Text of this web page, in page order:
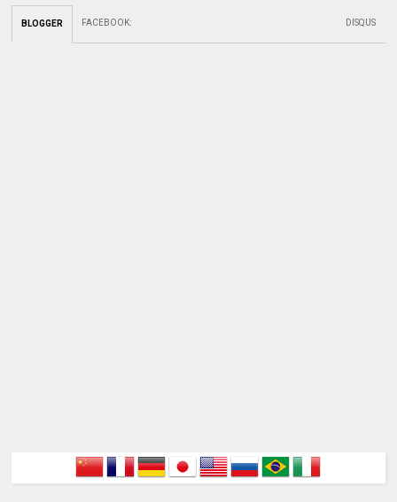
BLOGGER FACEBOOK: DISQUS